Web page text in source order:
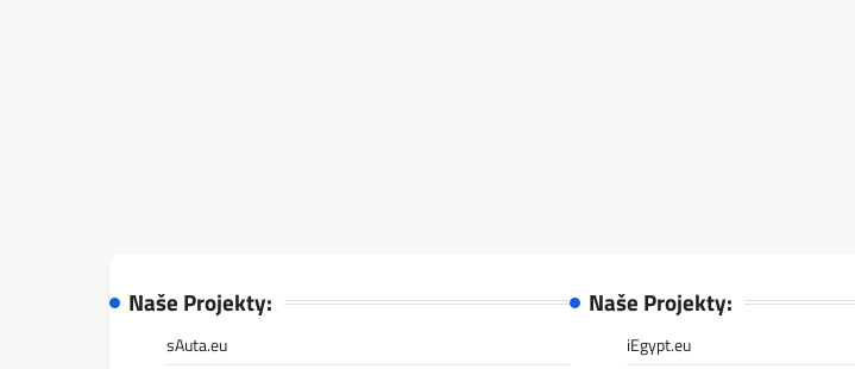
Naše Projekty:
sAuta.eu
Naše Projekty:
iEgypt.eu